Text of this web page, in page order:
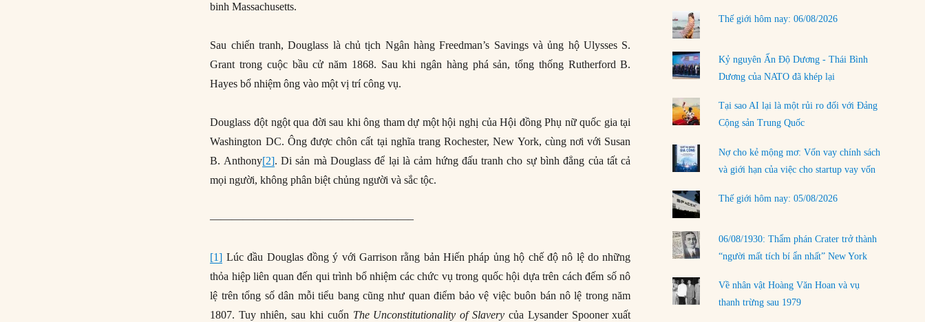
binh Massachusetts.
Sau chiến tranh, Douglass là chủ tịch Ngân hàng Freedman’s Savings và ủng hộ Ulysses S.
Grant trong cuộc bầu cử năm 1868. Sau khi ngân hàng phá sản, tổng thống Rutherford B.
Hayes bổ nhiệm ông vào một vị trí công vụ.
Douglass đột ngột qua đời sau khi ông tham dự một hội nghị của Hội đồng Phụ nữ quốc gia tại
Washington DC. Ông được chôn cất tại nghĩa trang Rochester, New York, cùng nơi với Susan
B. Anthony[2]. Di sản mà Douglass để lại là cảm hứng đấu tranh cho sự bình đẳng của tất cả
mọi người, không phân biệt chủng người và sắc tộc.
——————————————————–
[1] Lúc đầu Douglas đồng ý với Garrison rằng bản Hiến pháp ủng hộ chế độ nô lệ do những
thỏa hiệp liên quan đến qui trình bổ nhiệm các chức vụ trong quốc hội dựa trên cách đếm số nô
lệ trên tổng số dân mỗi tiểu bang cũng như quan điểm bảo vệ việc buôn bán nô lệ trong năm
1807. Tuy nhiên, sau khi cuốn The Unconstitutionality of Slavery của Lysander Spooner xuất
Trật tự thế giới mới: Các nước nhỏ sẽ luôn
phải chịu đựng?
30/07/2026
LOAD MORE
Thế giới hôm nay: 06/08/2026
Kỷ nguyên Ấn Độ Dương - Thái Bình
Dương của NATO đã khép lại
Tại sao AI lại là một rủi ro đối với Đảng
Cộng sản Trung Quốc
Nợ cho kẻ mộng mơ: Vốn vay chính sách
và giới hạn của việc cho startup vay vốn
Thế giới hôm nay: 05/08/2026
06/08/1930: Thẩm phán Crater trở thành
“người mất tích bí ẩn nhất” New York
Về nhân vật Hoàng Văn Hoan và vụ
thanh trừng sau 1979